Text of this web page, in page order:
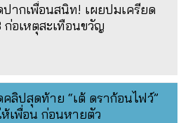
ปากเพื่อนสนิท! เผยปมเครียด
ก่อเหตุสะเทือนขวัญ
คลิปสุดท้าย “เต้ ดราก้อนไฟว์”
ห้เพื่อน ก่อนหายตัว